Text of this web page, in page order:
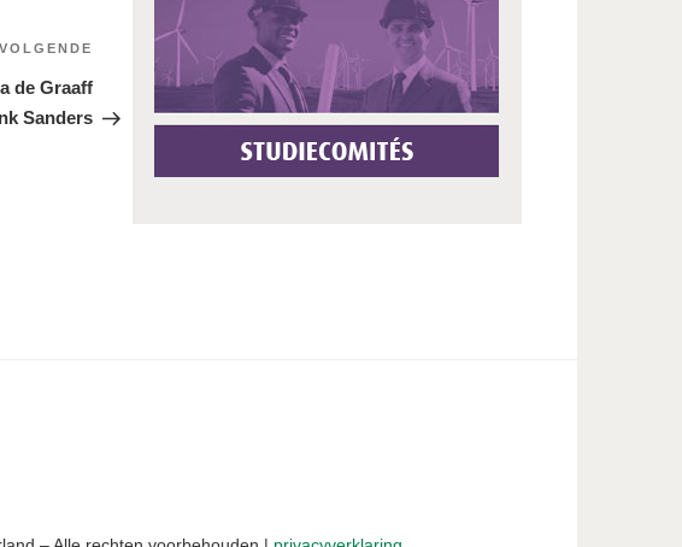
bericht
VOLGENDE
de Graaff
Sanders